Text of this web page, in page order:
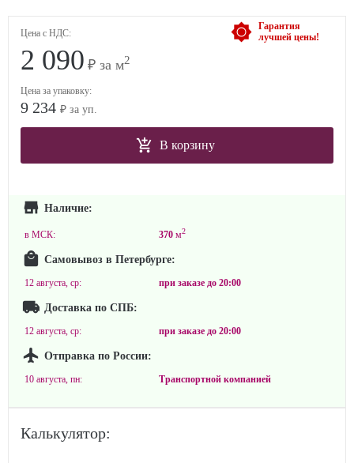
Гарантия
лучшей цены!
Цена с НДС:
2 090 ₽ за м2
Цена за упаковку:
9 234 ₽ за уп.
В корзину
Наличие:
в МСК: 370 м2
Самовывоз в Петербурге:
12 августа, ср: при заказе до 20:00
Доставка по СПБ:
12 августа, ср: при заказе до 20:00
Отправка по России:
10 августа, пн: Транспортной компанией
Калькулятор: